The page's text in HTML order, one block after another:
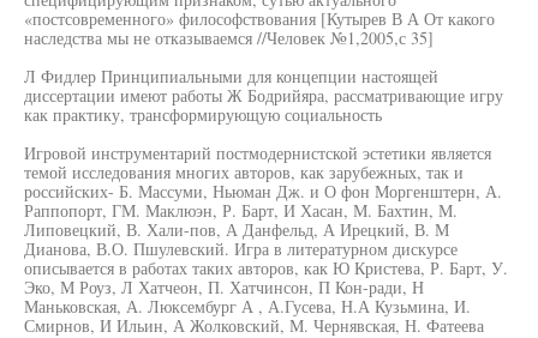
«постсовременного» философствования [Кутырев В А От какого
наследства мы не отказываемся //Человек №1,2005,с 35]
Л Фидлер Принципиальными для концепции настоящей
диссертации имеют работы Ж Бодрийяра, рассматривающие игру
как практику, трансформирующую социальность
Игровой инструментарий постмодернистской эстетики является
темой исследования многих авторов, как зарубежных, так и
российских- Б. Массуми, Ньюман Дж. и О фон Моргенштерн, А.
Раппопорт, ГМ. Маклюэн, Р. Барт, И Хасан, М. Бахтин, М.
Липовецкий, В. Хали-пов, А Данфельд, А Ирецкий, В. М
Дианова, В.О. Пшулевский. Игра в литературном дискурсе
описывается в работах таких авторов, как Ю Кристева, Р. Барт, У.
Эко, М Роуз, Л Хатчеон, П. Хатчинсон, П Кон-ради, Н
Маньковская, А. Люксембург А , А.Гусева, Н.А Кузьмина, И.
Смирнов, И Ильин, А Жолковский, М. Чернявская, Н. Фатеева